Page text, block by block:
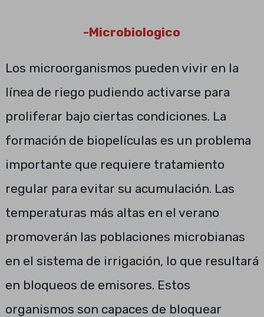
-Microbiologico
Los microorganismos pueden vivir en la
línea de riego pudiendo activarse para
proliferar bajo ciertas condiciones. La
formación de biopelículas es un problema
importante que requiere tratamiento
regular para evitar su acumulación. Las
temperaturas más altas en el verano
promoverán las poblaciones microbianas
en el sistema de irrigación, lo que resultará
en bloqueos de emisores. Estos
organismos son capaces de bloquear